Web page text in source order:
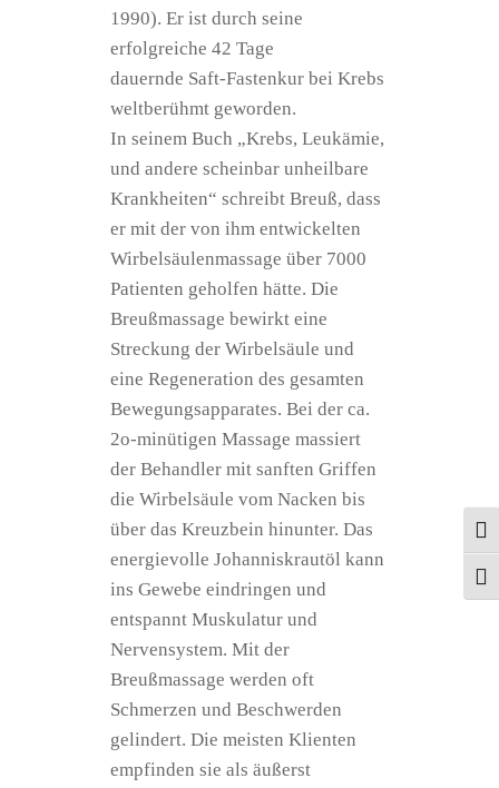
1990). Er ist durch seine
erfolgreiche 42 Tage
dauernde Saft-Fastenkur bei Krebs
weltberühmt geworden.
In seinem Buch „Krebs, Leukämie,
und andere scheinbar unheilbare
Krankheiten“ schreibt Breuß, dass
er mit der von ihm entwickelten
Wirbelsäulenmassage über 7000
Patienten geholfen hätte. Die
Breußmassage bewirkt eine
Streckung der Wirbelsäule und
eine Regeneration des gesamten
Bewegungsapparates. Bei der ca.
2o-minütigen Massage massiert
der Behandler mit sanften Griffen
die Wirbelsäule vom Nacken bis
über das Kreuzbein hinunter. Das
energievolle Johanniskrautöl kann
ins Gewebe eindringen und
entspannt Muskulatur und
Nervensystem. Mit der
Breußmassage werden oft
Schmerzen und Beschwerden
gelindert. Die meisten Klienten
empfinden sie als äußerst